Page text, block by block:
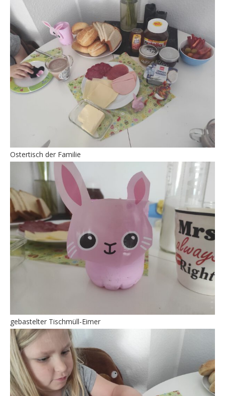
Ostertisch der Familie
gebastelter Tischmüll-Eimer